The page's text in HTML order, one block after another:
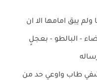
يبق امامها الا ان
- البالطو - بعجلٍ
طاب واوعي حد من